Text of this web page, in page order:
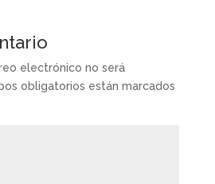
electrónico no será
obligatorios están marcados